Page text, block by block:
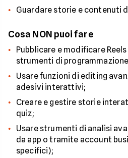
Guardare storie e contenuti
Cosa NON puoi fare
Pubblicare e modificare
strumenti di
Usare funzioni di editing
adesivi interattivi;
Creare e gestire storie
quiz;
Usare strumenti di analisi
da app o tramite account
specifici);